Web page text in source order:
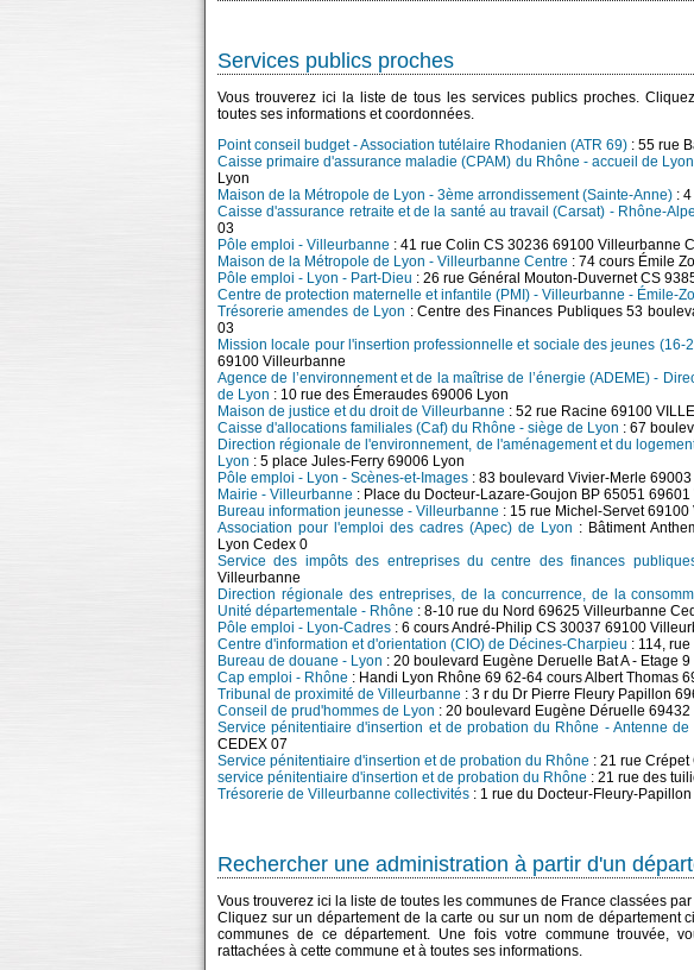
Services publics proches
Vous trouverez ici la liste de tous les services publics proches.
toutes ses informations et coordonnées.
Point conseil budget - Association tutélaire Rhodanien (ATR 69) : 55 rue
Caisse primaire d'assurance maladie (CPAM) du Rhône - accueil de
Lyon
Maison de la Métropole de Lyon - 3ème arrondissement (Sainte-Anne) :
Caisse d'assurance retraite et de la santé au travail (Carsat) - Rhône-
03
Pôle emploi - Villeurbanne : 41 rue Colin CS 30236 69100 Villeurbanne
Maison de la Métropole de Lyon - Villeurbanne Centre : 74 cours Émile
Pôle emploi - Lyon - Part-Dieu : 26 rue Général Mouton-Duvernet CS
Centre de protection maternelle et infantile (PMI) - Villeurbanne - Émile-
Trésorerie amendes de Lyon : Centre des Finances Publiques 53
03
Mission locale pour l'insertion professionnelle et sociale des jeunes (16-
69100 Villeurbanne
Agence de l’environnement et de la maîtrise de l’énergie (ADEME) -
de Lyon : 10 rue des Émeraudes 69006 Lyon
Maison de justice et du droit de Villeurbanne : 52 rue Racine 69100
Caisse d'allocations familiales (Caf) du Rhône - siège de Lyon : 67
Direction régionale de l'environnement, de l'aménagement et du
Lyon : 5 place Jules-Ferry 69006 Lyon
Pôle emploi - Lyon - Scènes-et-Images : 83 boulevard Vivier-Merle
Mairie - Villeurbanne : Place du Docteur-Lazare-Goujon BP 65051
Bureau information jeunesse - Villeurbanne : 15 rue Michel-Servet
Association pour l'emploi des cadres (Apec) de Lyon : Bâtiment
Lyon Cedex 0
Service des impôts des entreprises du centre des finances
Villeurbanne
Direction régionale des entreprises, de la concurrence, de la
Unité départementale - Rhône : 8-10 rue du Nord 69625 Villeurbanne
Pôle emploi - Lyon-Cadres : 6 cours André-Philip CS 30037 69100
Centre d'information et d'orientation (CIO) de Décines-Charpieu : 114,
Bureau de douane - Lyon : 20 boulevard Eugène Deruelle Bat A - Etage
Cap emploi - Rhône : Handi Lyon Rhône 69 62-64 cours Albert Thomas
Tribunal de proximité de Villeurbanne : 3 r du Dr Pierre Fleury Papillon
Conseil de prud'hommes de Lyon : 20 boulevard Eugène Déruelle 69432
Service pénitentiaire d'insertion et de probation du Rhône - Antenne de
CEDEX 07
Service pénitentiaire d'insertion et de probation du Rhône : 21 rue
service pénitentiaire d'insertion et de probation du Rhône : 21 rue des
Trésorerie de Villeurbanne collectivités : 1 rue du Docteur-Fleury-
Rechercher une administration à partir d'un
Vous trouverez ici la liste de toutes les communes de France classées
Cliquez sur un département de la carte ou sur un nom de département
communes de ce département. Une fois votre commune trouvée,
rattachées à cette commune et à toutes ses informations.